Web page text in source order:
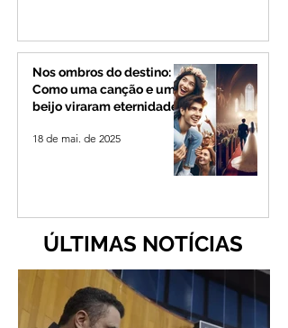
Nos ombros do destino:
Como uma canção e um
beijo viraram eternidade
18 de mai. de 2025
ÚLTIMAS NOTÍCIAS